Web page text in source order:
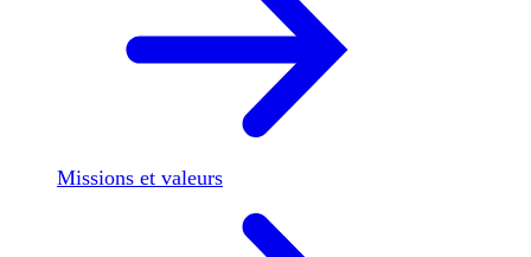
Missions et valeurs